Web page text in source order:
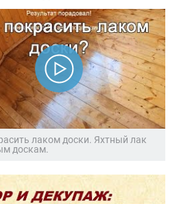
лаком доски. Яхтный лак
доскам.